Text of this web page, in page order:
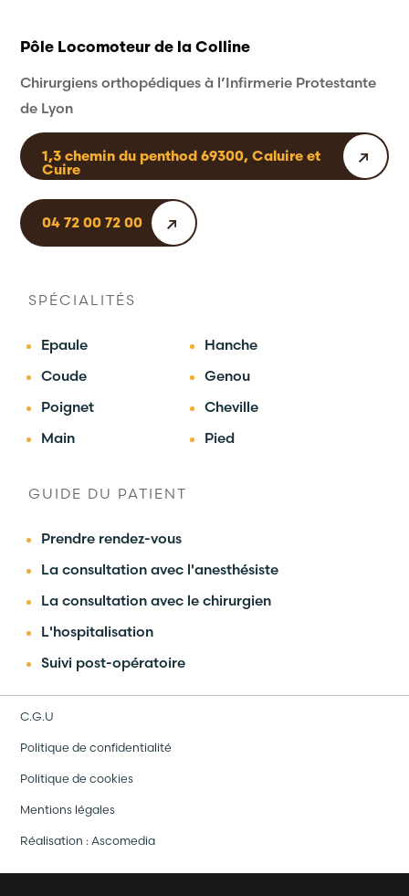
Pôle Locomoteur de la Colline
Chirurgiens orthopédiques à l’Infirmerie Protestante
de Lyon
1,3 chemin du penthod 69300, Caluire et
Cuire
04 72 00 72 00
SPÉCIALITÉS
Epaule
Hanche
Coude
Genou
Poignet
Cheville
Main
Pied
GUIDE DU PATIENT
Prendre rendez-vous
La consultation avec l'anesthésiste
La consultation avec le chirurgien
L'hospitalisation
Suivi post-opératoire
C.G.U
Politique de confidentialité
Politique de cookies
Mentions légales
Réalisation :Ascomedia